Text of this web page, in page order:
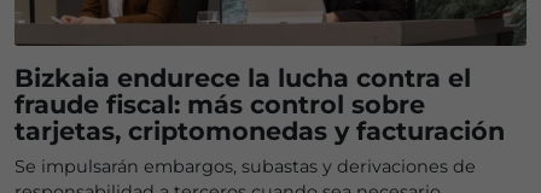
Bizkaia endurece la lucha contra el
fraude fiscal: más control sobre
tarjetas, criptomonedas y facturación
Se impulsarán embargos, subastas y derivaciones de